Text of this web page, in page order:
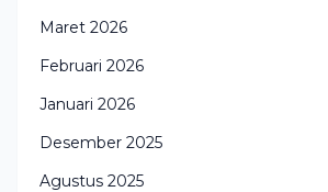
Maret 2026
Februari 2026
Januari 2026
Desember 2025
Agustus 2025